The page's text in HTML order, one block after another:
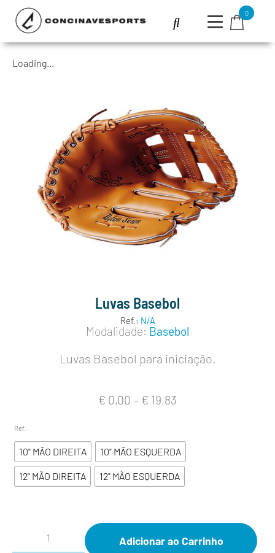
0
Loading...
Luvas Basebol
Ref.: N/A
Modalidade: Basebol
Luvas Basebol para iniciação.
€ 0,00 – € 19,83
Ref. :
10" MÃO DIREITA 10" MÃO ESQUERDA
12" MÃO DIREITA 12" MÃO ESQUERDA
Adicionar ao Carrinho